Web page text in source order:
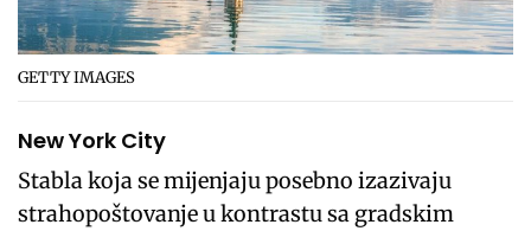
GETTY IMAGES
New York City
Stabla koja se mijenjaju posebno izazivaju
strahopoštovanje u kontrastu sa gradskim